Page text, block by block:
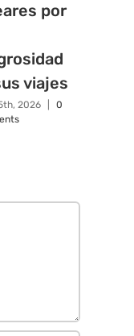
por
viajes
2026
0